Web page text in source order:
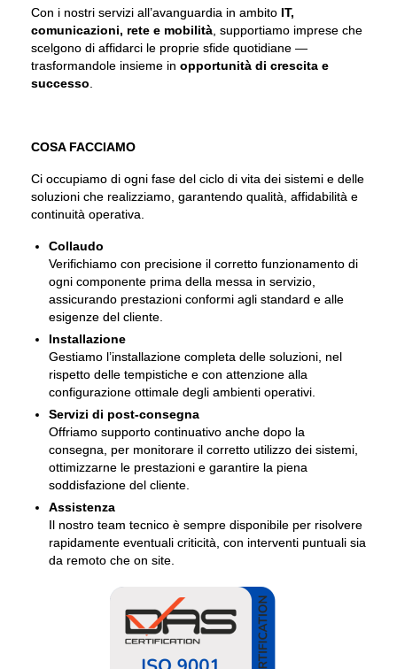
Con i nostri servizi all’avanguardia in ambito IT,
comunicazioni, rete e mobilità , supportiamo imprese che
scelgono di affidarci le proprie sfide quotidiane —
trasformandole insieme in opportunità di crescita e
successo
COSA FACCIAMO
Ci occupiamo di ogni fase del ciclo di vita dei sistemi e delle
soluzioni che realizziamo, garantendo qualità, affidabilità e
continuità operativa.
Collaudo
Verifichiamo con precisione il corretto funzionamento di
ogni componente prima della messa in servizio,
assicurando prestazioni conformi agli standard e alle
esigenze del cliente.
Installazione
Gestiamo l’installazione completa delle soluzioni, nel
rispetto delle tempistiche e con attenzione alla
configurazione ottimale degli ambienti operativi.
Servizi di post-consegna
Offriamo supporto continuativo anche dopo la
consegna, per monitorare il corretto utilizzo dei sistemi,
ottimizzarne le prestazioni e garantire la piena
soddisfazione del cliente.
Assistenza
Il nostro team tecnico è sempre disponibile per risolvere
rapidamente eventuali criticità, con interventi puntuali sia
da remoto che on site.